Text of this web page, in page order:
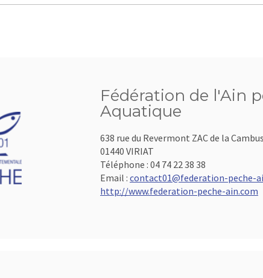
Fédération de l'Ain
Aquatique
638 rue du Revermont ZAC de la
01440 VIRIAT
Téléphone : 04 74 22 38 38
Email : contact01@federation-peche-
http://www.federation-peche-ain.com